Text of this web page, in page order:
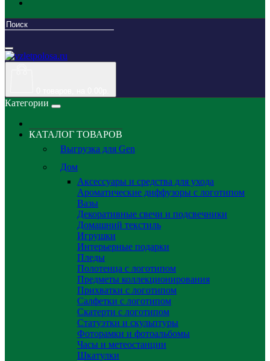
Категории
КАТАЛОГ ТОВАРОВ
Выгрузка для Gen
Дом
Аксессуары и средства для ухода
Ароматические диффузоры с логотипом
Вазы
Декоративные свечи и подсвечники
Домашний текстиль
Игрушки
Интерьерные подарки
Пледы
Полотенца с логотипом
Предметы коллекционирования
Прихватки с логотипом
Салфетки с логотипом
Скатерти с логотипом
Статуэтки и скульптуры
Фоторамки и фотоальбомы
Часы и метеостанции
Шкатулки